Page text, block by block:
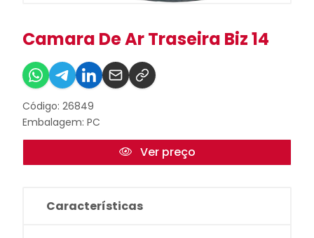
Camara De Ar Traseira Biz 14
Código: 26849
Embalagem: PC
Ver preço
Características